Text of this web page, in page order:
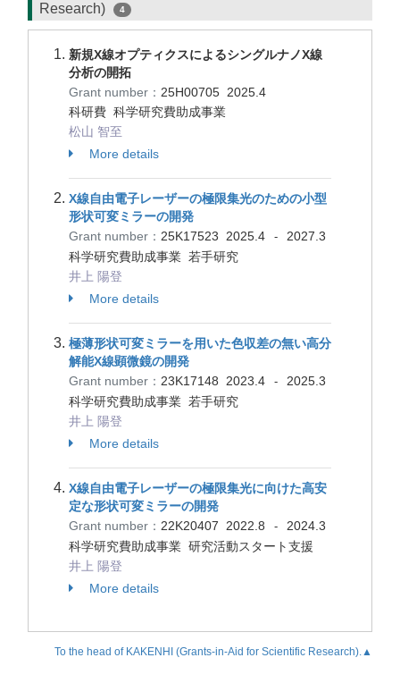
Research)
4
新規X線オプティクスによるシングルナノX線
分析の開拓
Grant number： 25H00705 2025.4
科研費 科学研究費助成事業
松山 智至
More details
X線自由電子レーザーの極限集光のための小型
形状可変ミラーの開発
Grant number： 25K17523 2025.4 -
2027.3
科学研究費助成事業 若手研究
井上 陽登
More details
極薄形状可変ミラーを用いた色収差の無い高分
解能X線顕微鏡の開発
Grant number： 23K17148 2023.4 -
2025.3
科学研究費助成事業 若手研究
井上 陽登
More details
X線自由電子レーザーの極限集光に向けた高安
定な形状可変ミラーの開発
Grant number： 22K20407 2022.8 -
2024.3
科学研究費助成事業 研究活動スタート支援
井上 陽登
More details
To the head of KAKENHI (Grants-in-Aid for Scientific Research).▲